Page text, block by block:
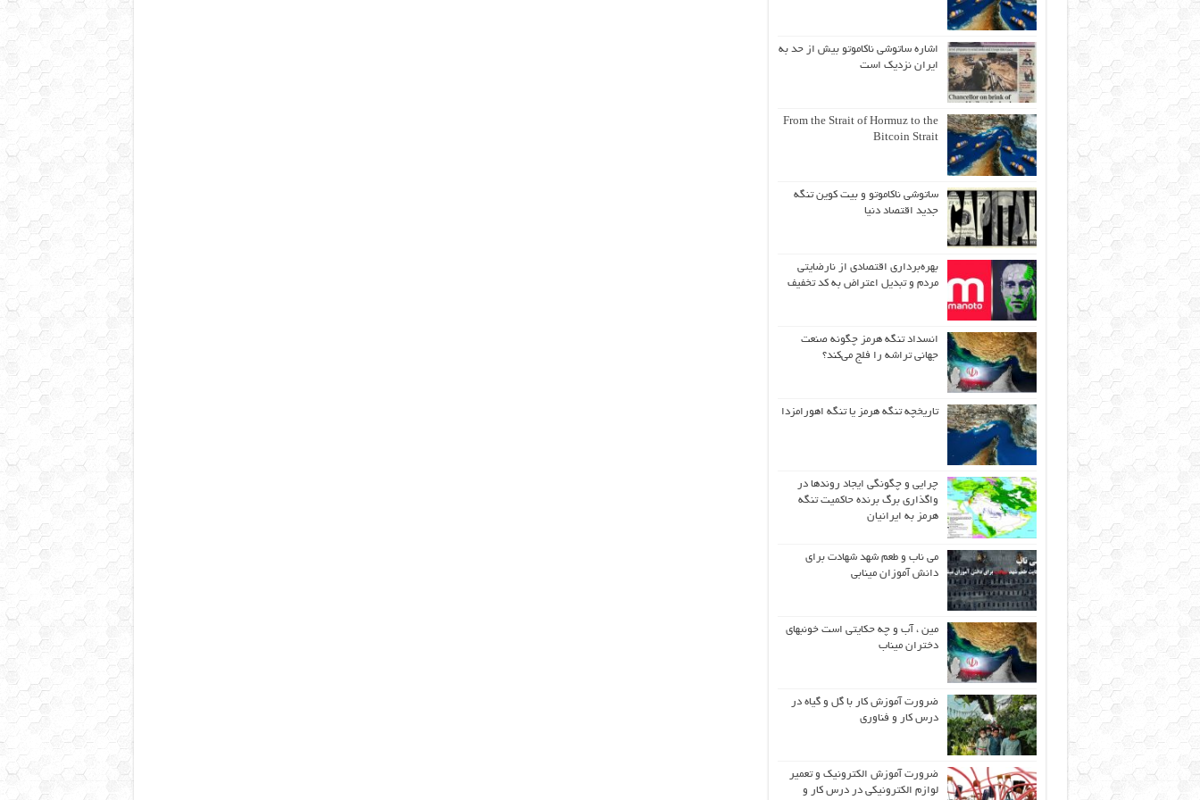
اشاره ساتوشی ناکاموتو بیش از حد به
ایران نزدیک است
From the Strait of Hormuz to the
Bitcoin Strait
ساتوشی ناکاموتو و بیت کوین تنگه
جدید اقتصاد دنیا
بهره‌برداری اقتصادی از نارضایتی
مردم و تبدیل اعتراض به کد تخفیف
انسداد تنگه هرمز چگونه صنعت
جهانی تراشه را فلج می‌کند؟
تاریخچه تنگه هرمز یا تنگه اهورامزدا
چرایی و چگونگی ایجاد روندها در
واگذاری برگ برنده حاکمیت تنگه
هرمز به ایرانیان
می ناب و طعم شهد شهادت برای
دانش آموزان مینابی
مین ، آب و چه حکایتی است خونبهای
دختران میناب
ضرورت آموزش کار با گل و گیاه در
درس کار و فناوری
ضرورت آموزش الکترونیک و تعمیر
لوازم الکترونیکی در درس کار و